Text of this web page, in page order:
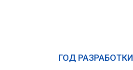
ГОД РАЗРАБОТКИ